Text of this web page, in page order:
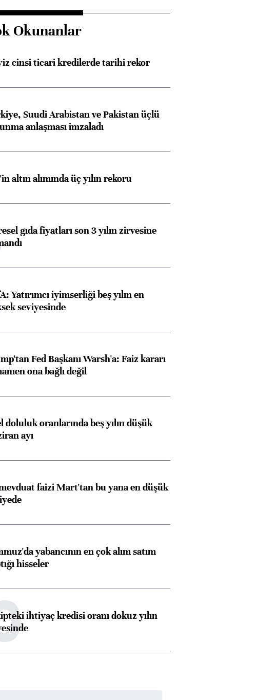
konusunda Unicredit ile
Okunanlar
cinsi ticari kredilerde tarihi rekor
Suudi Arabistan ve Pakistan üçlü
anlaşması imzaladı
altın alımında üç yılın rekoru
gıda fiyatları son 3 yılın zirvesine
Yatırımcı iyimserliği beş yılın en
seviyesinde
Fed Başkanı Warsh'a: Faiz kararı
ona bağlı değil
doluluk oranlarında beş yılın düşük
ayı
faizi Mart'tan bu yana en düşük
yabancının en çok alım satım
hisseler
ihtiyaç kredisi oranı dokuz yılın